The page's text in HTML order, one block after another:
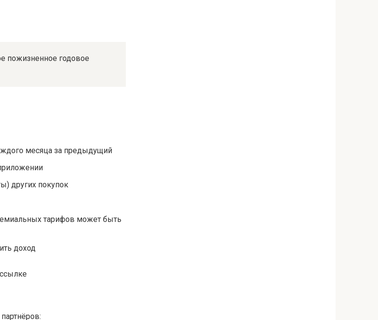
пожизненное годовое
месяца за предыдущий
других покупок
тарифов может быть
доход